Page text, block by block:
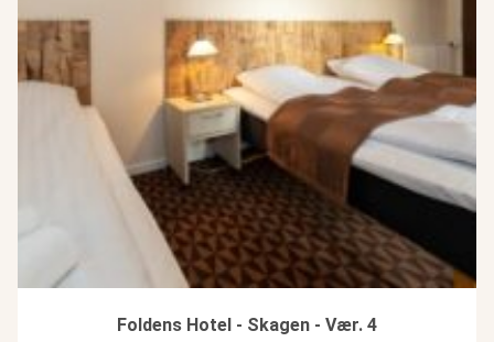
Foldens Hotel - Skagen - Vær. 4